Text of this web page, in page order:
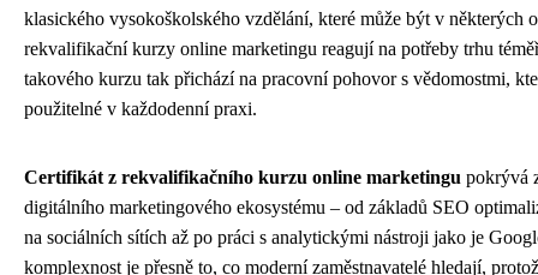
klasického vysokoškolského vzdělání, které může být v některých
rekvalifikační kurzy online marketingu reagují na potřeby trhu
takového kurzu tak přichází na pracovní pohovor s vědomostmi,
použitelné v každodenní praxi.
Certifikát z rekvalifikačního kurzu online marketingu pokrývá
digitálního marketingového ekosystému – od základů SEO
na sociálních sítích až po práci s analytickými nástroji jako je
komplexnost je přesně to, co moderní zaměstnavatelé hledají,